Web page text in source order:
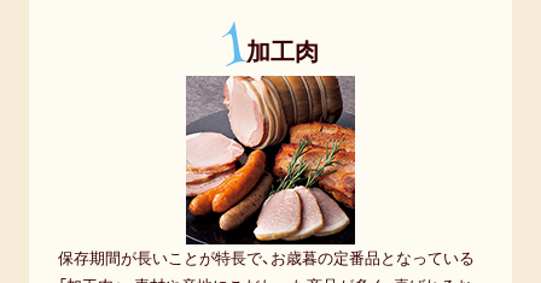
1加工肉
保存期間が長いことが特長で、お歳暮の定番品となっている